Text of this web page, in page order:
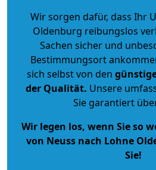
Wir sorgen dafür, dass Ihr
Oldenburg reibungslos
Sachen sicher und
Bestimmungsort
sich selbst von den
der Qualität. Unsere
Sie garantiert
Wir legen los, wenn Sie so
von Neuss nach Lohne
Sie!